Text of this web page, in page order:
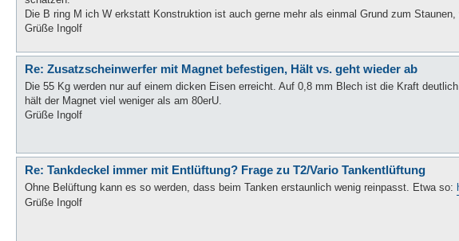
Die B ring M ich W erkstatt Konstruktion ist auch gerne mehr als einmal Grund zum
Grüße Ingolf
Re: Zusatzscheinwerfer mit Magnet befestigen, Hält vs. geht wieder ab
Die 55 Kg werden nur auf einem dicken Eisen erreicht. Auf 0,8 mm Blech ist die Kraft
hält der Magnet viel weniger als am 80erU.
Grüße Ingolf
Re: Tankdeckel immer mit Entlüftung? Frage zu T2/Vario Tankentlüftung
Ohne Belüftung kann es so werden, dass beim Tanken erstaunlich wenig reinpasst. Etwa so:
Grüße Ingolf